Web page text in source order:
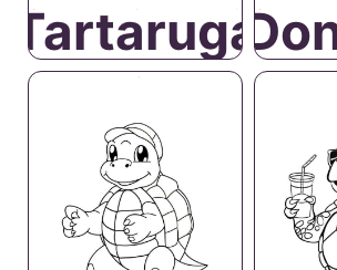
Tartaruga